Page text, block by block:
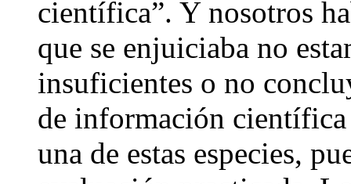
científica”. Y nosotros
que se enjuiciaba no
insuficientes o no
de información científica
una de estas especies,